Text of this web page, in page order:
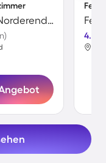
Ferienwohnung Wohnung in Norderende mit Großem Garten
4.7